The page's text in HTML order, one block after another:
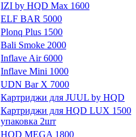
IZI by HQD Max 1600
ELF BAR 5000
Plonq Plus 1500
Bali Smoke 2000
Inflave Air 6000
Inflave Mini 1000
UDN Bar X 7000
Картриджи для JUUL by HQD
Картриджи для HQD LUX 1500
упаковка 2шт
HQD MEGA 1800